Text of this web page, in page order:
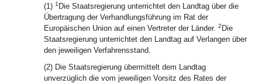
(1) 1 Die Staatsregierung unterrichtet den Landtag über die
Übertragung der Verhandlungsführung im Rat der
Europäischen Union auf einen Vertreter der Länder. 2 Die
Staatsregierung unterrichtet den Landtag auf Verlangen über
den jeweiligen Verfahrensstand.
(2) Die Staatsregierung übermittelt dem Landtag
unverzüglich die vom jeweiligen Vorsitz des Rates der